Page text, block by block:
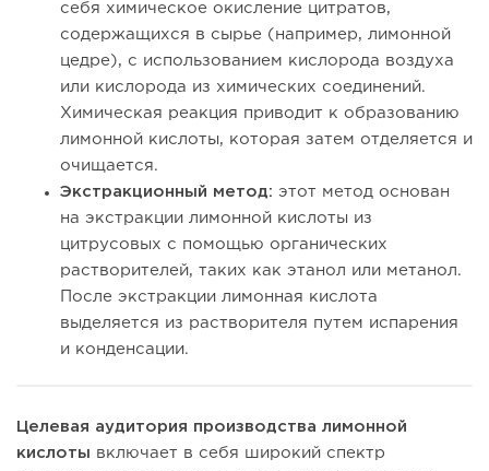
себя химическое окисление цитратов,
содержащихся в сырье (например, лимонной
цедре), с использованием кислорода воздуха
или кислорода из химических соединений.
Химическая реакция приводит к образованию
лимонной кислоты, которая затем отделяется и
очищается.
Экстракционный метод: этот метод основан
на экстракции лимонной кислоты из
цитрусовых с помощью органических
растворителей, таких как этанол или метанол.
После экстракции лимонная кислота
выделяется из растворителя путем испарения
и конденсации.
Целевая аудитория производства лимонной
кислоты включает в себя широкий спектр